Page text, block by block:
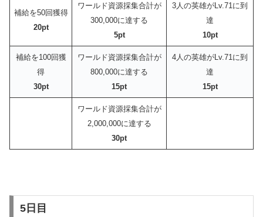
補給を50回獲得
20pt
ワールド資源採集合計が
300,000に達する
5pt
3人の英雄がLv.71に到
達
10pt
補給を100回獲
得
30pt
ワールド資源採集合計が
800,000に達する
15pt
4人の英雄がLv.71に到
達
15pt
ワールド資源採集合計が
2,000,000に達する
30pt
5日目